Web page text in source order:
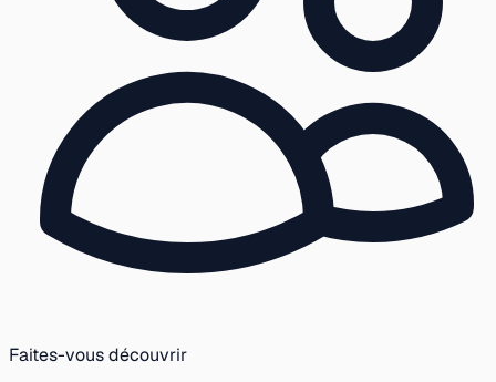
Faites-vous découvrir